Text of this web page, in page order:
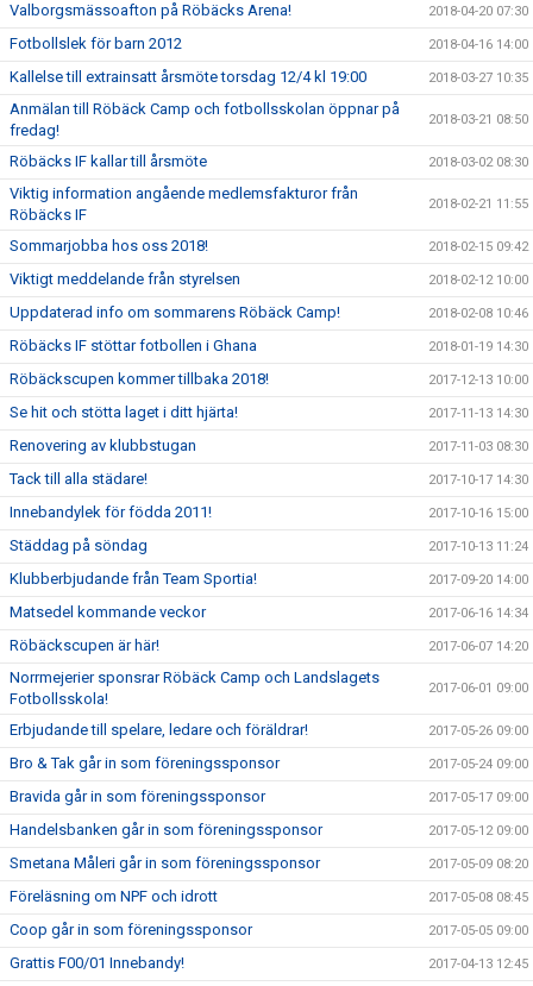
Valborgsmässoafton på Röbäcks Arena! 2018-04-20 07:30
Fotbollslek för barn 2012 2018-04-16 14:00
Kallelse till extrainsatt årsmöte torsdag 12/4 kl 19:00 2018-03-27 10:35
Anmälan till Röbäck Camp och fotbollsskolan öppnar på
fredag!
2018-03-21 08:50
Röbäcks IF kallar till årsmöte 2018-03-02 08:30
Viktig information angående medlemsfakturor från
Röbäcks IF
2018-02-21 11:55
Sommarjobba hos oss 2018! 2018-02-15 09:42
Viktigt meddelande från styrelsen 2018-02-12 10:00
Uppdaterad info om sommarens Röbäck Camp! 2018-02-08 10:46
Röbäcks IF stöttar fotbollen i Ghana 2018-01-19 14:30
Röbäckscupen kommer tillbaka 2018! 2017-12-13 10:00
Se hit och stötta laget i ditt hjärta! 2017-11-13 14:30
Renovering av klubbstugan 2017-11-03 08:30
Tack till alla städare! 2017-10-17 14:30
Innebandylek för födda 2011! 2017-10-16 15:00
Städdag på söndag 2017-10-13 11:24
Klubberbjudande från Team Sportia! 2017-09-20 14:00
Matsedel kommande veckor 2017-06-16 14:34
Röbäckscupen är här! 2017-06-07 14:20
Norrmejerier sponsrar Röbäck Camp och Landslagets
Fotbollsskola!
2017-06-01 09:00
Erbjudande till spelare, ledare och föräldrar! 2017-05-26 09:00
Bro & Tak går in som föreningssponsor 2017-05-24 09:00
Bravida går in som föreningssponsor 2017-05-17 09:00
Handelsbanken går in som föreningssponsor 2017-05-12 09:00
Smetana Måleri går in som föreningssponsor 2017-05-09 08:20
Föreläsning om NPF och idrott 2017-05-08 08:45
Coop går in som föreningssponsor 2017-05-05 09:00
Grattis F00/01 Innebandy! 2017-04-13 12:45